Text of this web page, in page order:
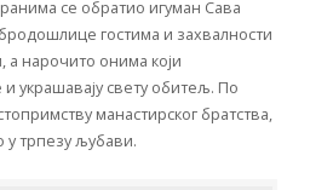
се обратио игуман Сава
гостима и захвалности
нарочито онима који
украшавају свету обитељ. По
манастирског братства,
у трпезу љубави.